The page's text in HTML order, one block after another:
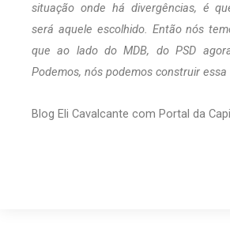
situação onde há divergências, é
será aquele escolhido. Então nós
que ao lado do MDB, do PSD
Podemos, nós podemos construir essa
Blog Eli Cavalcante com Portal da